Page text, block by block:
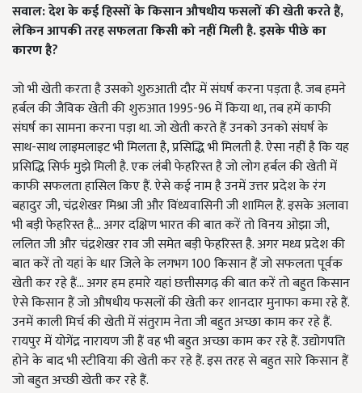
सवाल: देश के कई हिस्सों के किसान औषधीय फसलों की खेती करते हैं,
लेकिन आपकी तरह सफलता किसी को नहीं मिली है. इसके पीछे का
कारण है?
जो भी खेती करता है उसको शुरुआती दौर में संघर्ष करना पड़ता है. जब हमने
हर्बल की जैविक खेती की शुरुआत 1995-96 में किया था, तब हमें काफी
संघर्ष का सामना करना पड़ा था. जो खेती करते हैं उनको उनको संघर्ष के
साथ-साथ लाइमलाइट भी मिलता है, प्रसिद्धि भी मिलती है. ऐसा नहीं है कि यह
प्रसिद्धि सिर्फ मुझे मिली है. एक लंबी फेहरिस्त है जो लोग हर्बल की खेती में
काफी सफलता हासिल किए हैं. ऐसे कई नाम है उनमें उत्तर प्रदेश के रंग
बहादुर जी, चंद्रशेखर मिश्रा जी और विंध्यवासिनी जी शामिल हैं. इसके अलावा
भी बड़ी फेहरिस्त है... अगर दक्षिण भारत की बात करें तो विनय ओझा जी,
ललित जी और चंद्रशेखर राव जी समेत बड़ी फेहरिस्त है. अगर मध्य प्रदेश की
बात करें तो यहां के धार जिले के लगभग 100 किसान हैं जो सफलता पूर्वक
खेती कर रहे हैं... अगर हम हमारे यहां छत्तीसगढ़ की बात करें तो बहुत किसान
ऐसे किसान हैं जो औषधीय फसलों की खेती कर शानदार मुनाफा कमा रहे हैं.
उनमें काली मिर्च की खेती में संतुराम नेता जी बहुत अच्छा काम कर रहे हैं.
रायपुर में योगेंद्र नारायण जी हैं वह भी बहुत अच्छा काम कर रहे हैं. उद्योगपति
होने के बाद भी स्टीविया की खेती कर रहे हैं. इस तरह से बहुत सारे किसान हैं
जो बहुत अच्छी खेती कर रहे हैं.